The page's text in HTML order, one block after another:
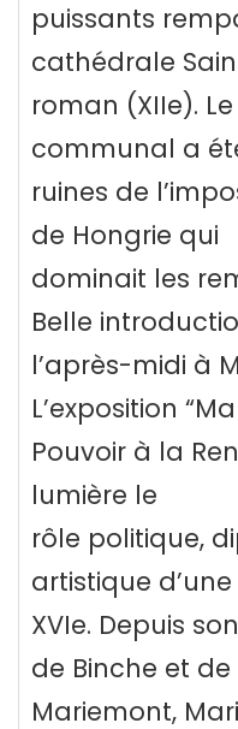
puissants
cathédrale
roman (XIIe).
communal a
ruines de
de Hongrie qui
dominait les
Belle
l’après-midi à
L’exposition
Pouvoir à la
lumière le
rôle politique,
artistique
XVIe. Depuis
de Binche et
Mariemont,